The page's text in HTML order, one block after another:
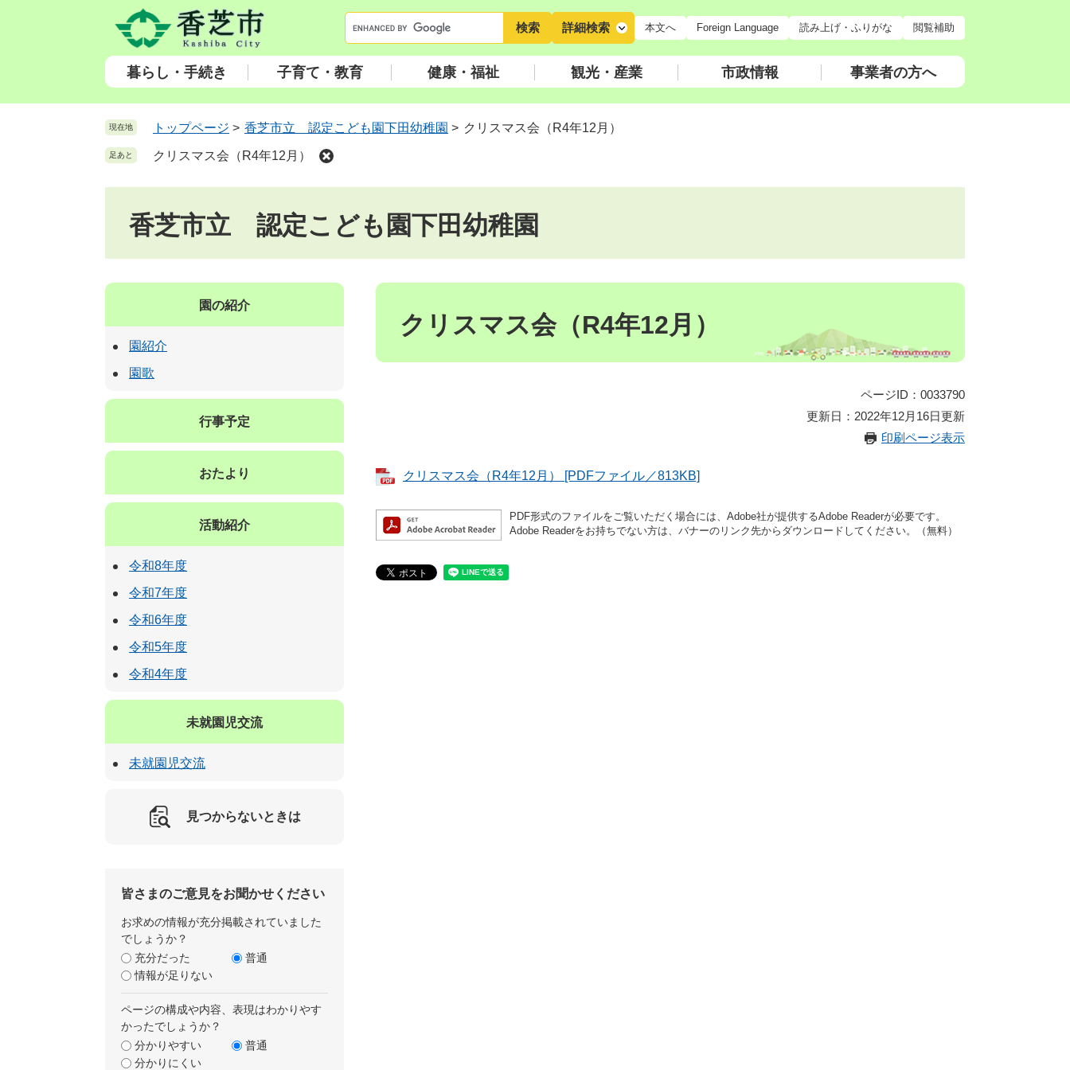
頭
飛
ー
ワ
ー
索
詳細検索 本文へ Foreign Language 読み上げ・ふりがな 閲覧補助
暮らし・手続き 子育て・教育 健康・福祉 観光・産業 市政情報 事業者の方へ
現在地 トップページ > 香芝市立 認定こども園下田幼稚園 > クリスマス会（R4年12月）
足あと クリスマス会（R4年12月）
香芝市立 認定こども園下田幼稚園
本
クリスマス会（R4年12月）
ページID：0033790
更新日：2022年12月16日更新
印刷ページ表示
クリスマス会（R4年12月） [PDFファイル／813KB]
PDF形式のファイルをご覧いただく場合には、Adobe社が提供するAdobe Readerが必要です。
Adobe Readerをお持ちでない方は、バナーのリンク先からダウンロードしてください。（無料）
園の紹介
園紹介
園歌
行事予定
おたより
活動紹介
令和8年度
令和7年度
令和6年度
令和5年度
令和4年度
未就園児交流
未就園児交流
見つからないときは
皆さまのご意見をお聞かせください
お求めの情報が充分掲載されていました
でしょうか？
充分だった
普通
情報が足りない
ページの構成や内容、表現はわかりやす
かったでしょうか？
分かりやすい
普通
分かりにくい